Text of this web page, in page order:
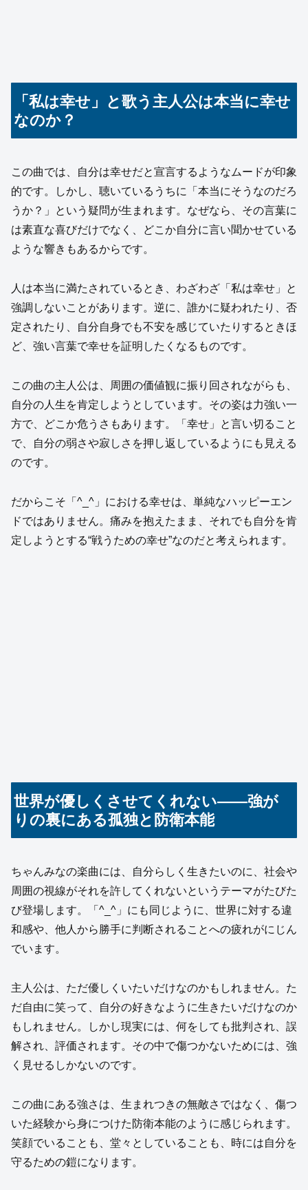
「私は幸せ」と歌う主人公は本当に幸せ
なのか？
この曲では、自分は幸せだと宣言するようなムードが印象
的です。しかし、聴いているうちに「本当にそうなのだろ
うか？」という疑問が生まれます。なぜなら、その言葉に
は素直な喜びだけでなく、どこか自分に言い聞かせている
ような響きもあるからです。
人は本当に満たされているとき、わざわざ「私は幸せ」と
強調しないことがあります。逆に、誰かに疑われたり、否
定されたり、自分自身でも不安を感じていたりするときほ
ど、強い言葉で幸せを証明したくなるものです。
この曲の主人公は、周囲の価値観に振り回されながらも、
自分の人生を肯定しようとしています。その姿は力強い一
方で、どこか危うさもあります。「幸せ」と言い切ること
で、自分の弱さや寂しさを押し返しているようにも見える
のです。
だからこそ「^_^」における幸せは、単純なハッピーエン
ドではありません。痛みを抱えたまま、それでも自分を肯
定しようとする“戦うための幸せ”なのだと考えられます。
世界が優しくさせてくれない——強が
りの裏にある孤独と防衛本能
ちゃんみなの楽曲には、自分らしく生きたいのに、社会や
周囲の視線がそれを許してくれないというテーマがたびた
び登場します。「^_^」にも同じように、世界に対する違
和感や、他人から勝手に判断されることへの疲れがにじん
でいます。
主人公は、ただ優しくいたいだけなのかもしれません。た
だ自由に笑って、自分の好きなように生きたいだけなのか
もしれません。しかし現実には、何をしても批判され、誤
解され、評価されます。その中で傷つかないためには、強
く見せるしかないのです。
この曲にある強さは、生まれつきの無敵さではなく、傷つ
いた経験から身につけた防衛本能のように感じられます。
笑顔でいることも、堂々としていることも、時には自分を
守るための鎧になります。